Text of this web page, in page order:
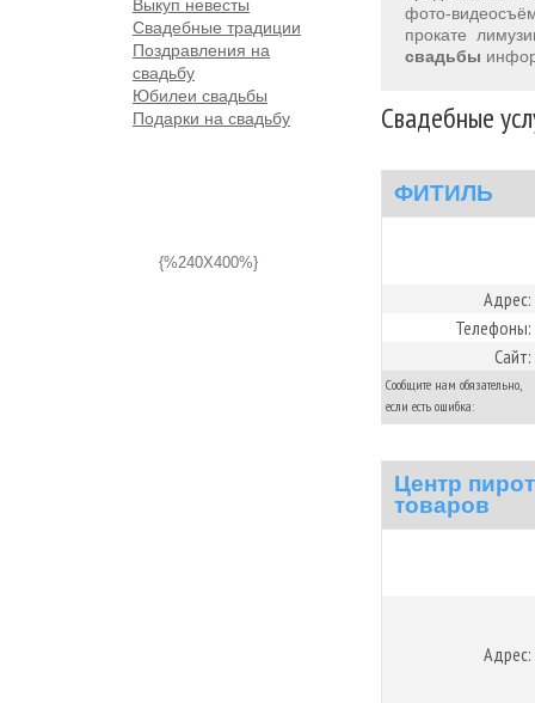
Выкуп невесты
Свадебные традиции
Поздравления на
свадьбу
Юбилеи свадьбы
Подарки на свадьбу
{%240X400%}
фото-
прокате
свадьбы
Свадебные
ФИТИЛЬ
Адрес:
Телефоны:
Сайт:
Сообщите нам обязательно,
если есть ошибка:
Центр
товаров
Адрес: